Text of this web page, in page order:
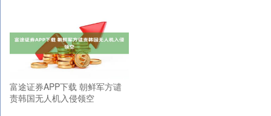
富途证券APP下载 朝鲜军方谴
责韩国无人机入侵领空